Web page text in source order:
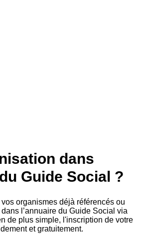
dans
Guide Social ?
organismes déjà référencés ou
l’annuaire du Guide Social via
de plus simple, l'inscription de votre
et gratuitement.